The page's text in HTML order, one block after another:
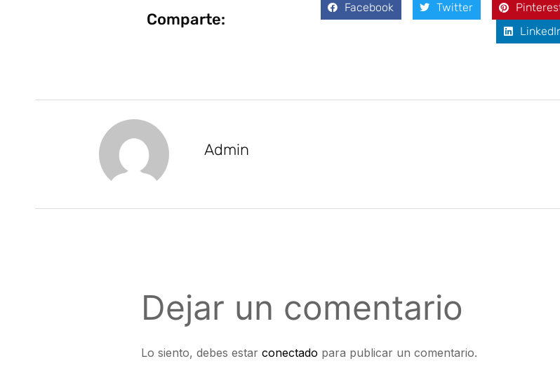
Comparte:
Facebook Twitter
Admin
Dejar un comentario
Lo siento, debes estar conectado para publicar un comentario.